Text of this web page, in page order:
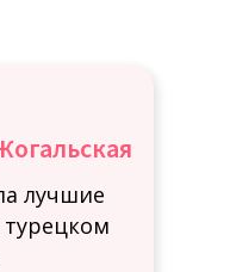
лучшие
турецком